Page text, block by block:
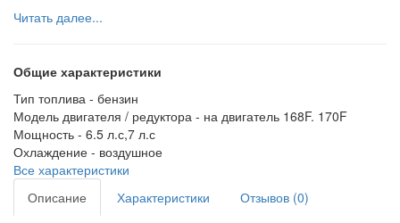
Читать далее...
Общие характеристики
Тип топлива - бензин
Модель двигателя / редуктора - на двигатель 168F. 170F
Мощность - 6.5 л.с,7 л.с
Охлаждение - воздушное
Все характеристики
Описание
Характеристики Отзывов (0)